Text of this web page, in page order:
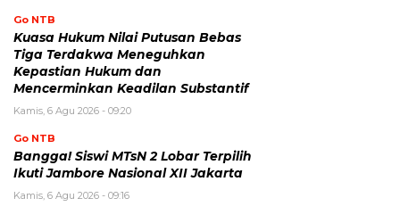
Go NTB
Kuasa Hukum Nilai Putusan Bebas
Tiga Terdakwa Meneguhkan
Kepastian Hukum dan
Mencerminkan Keadilan Substantif
Kamis, 6 Agu 2026 - 09:20
Go NTB
Bangga! Siswi MTsN 2 Lobar Terpilih
Ikuti Jambore Nasional XII Jakarta
Kamis, 6 Agu 2026 - 09:16